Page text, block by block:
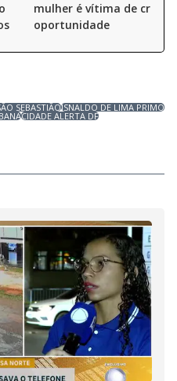
mulher é vítima de crime
oportunidade
SEBASTIÃOISNALDO DE LIMA PRIMO
CIDADE ALERTA DF